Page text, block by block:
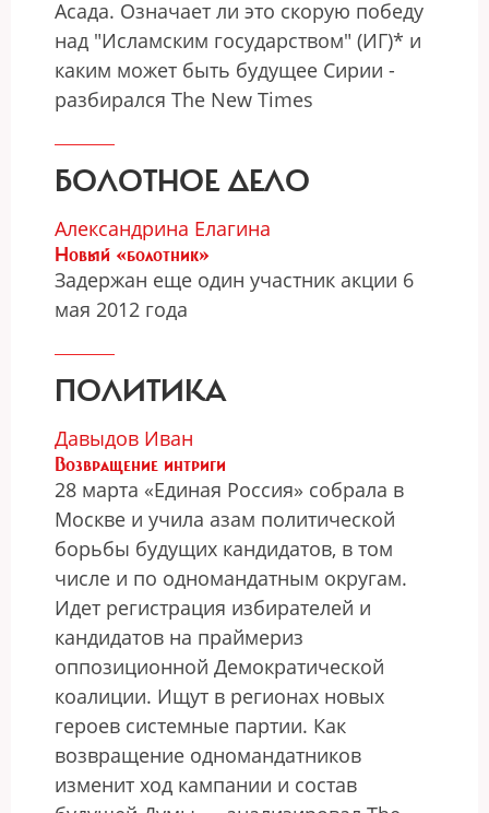
Асада. Означает ли это скорую победу
над "Исламским государством" (ИГ)* и
каким может быть будущее Сирии -
разбирался The New Times
БОЛОТНОЕ ДЕЛО
Александрина Елагина
Новый «болотник»
Задержан еще один участник акции 6
мая 2012 года
ПОЛИТИКА
Давыдов Иван
Возвращение интриги
28 марта «Единая Россия» собрала в
Москве и учила азам политической
борьбы будущих кандидатов, в том
числе и по одномандатным округам.
Идет регистрация избирателей и
кандидатов на праймериз
оппозиционной Демократической
коалиции. Ищут в регионах новых
героев системные партии. Как
возвращение одномандатников
изменит ход кампании и состав